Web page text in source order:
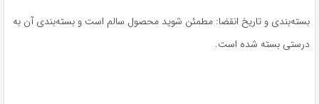
بسته‌بندی و تاریخ انقضا: مطمئن شوید محصول سالم است و بسته‌بندی آن به
درستی بسته شده است.